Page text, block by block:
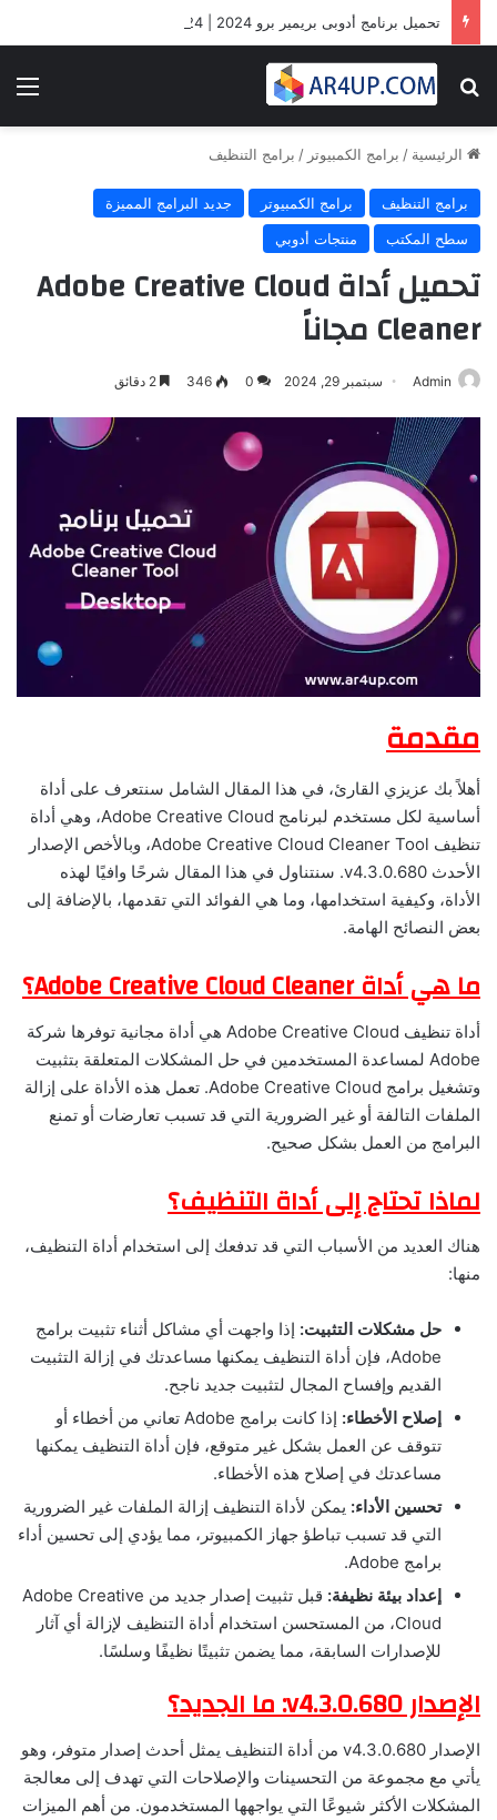
بحث عن
الرئيسية / برامج الكمبيوتر / برامج التنظيف
برامج التنظيف برامج الكمبيوتر
جديد البرامج المميزة
سطح المكتب
منتجات أدوبي
تحميل أداة Adobe Creative Cloud
Cleaner مجاناً
Admin سبتمبر 29, 2024 0
346
مقدمة
أهلاً بك عزيزي القارئ، في هذا المقال الشامل سنتعرف على أداة
أساسية لكل مستخدم لبرنامج Adobe Creative Cloud، وهي أداة
تنظيف Adobe Creative Cloud Cleaner Tool، وبالأخص الإصدار
الأحدث v4.3.0.680. سنتناول في هذا المقال شرحًا وافيًا لهذه
الأداة، وكيفية استخدامها، وما هي الفوائد التي تقدمها، بالإضافة إلى
بعض النصائح الهامة.
ما هي أداة Adobe Creative Cloud Cleaner؟
أداة تنظيف Adobe Creative Cloud هي أداة مجانية توفرها شركة
Adobe لمساعدة المستخدمين في حل المشكلات المتعلقة بتثبيت
وتشغيل برامج Adobe Creative Cloud. تعمل هذه الأداة على إزالة
الملفات التالفة أو غير الضرورية التي قد تسبب تعارضات أو تمنع
البرامج من العمل بشكل صحيح.
لماذا تحتاج إلى أداة التنظيف؟
هناك العديد من الأسباب التي قد تدفعك إلى استخدام أداة التنظيف،
منها:
حل مشكلات التثبيت: إذا واجهت أي مشاكل أثناء تثبيت برامج
Adobe، فإن أداة التنظيف يمكنها مساعدتك في إزالة التثبيت
القديم وإفساح المجال لتثبيت جديد ناجح.
إصلاح الأخطاء:
إذا كانت برامج Adobe تعاني من أخطاء أو
تتوقف عن العمل بشكل غير متوقع، فإن أداة التنظيف يمكنها
مساعدتك في إصلاح هذه الأخطاء.
تحسين الأداء: يمكن لأداة التنظيف إزالة الملفات غير الضرورية
التي قد تسبب تباطؤ جهاز الكمبيوتر، مما يؤدي إلى تحسين أداء
برامج Adobe.
إعداد بيئة نظيفة:
قبل تثبيت إصدار جديد من Adobe Creative
Cloud، من المستحسن استخدام أداة التنظيف لإزالة أي آثار
للإصدارات السابقة، مما يضمن تثبيتًا نظيفًا وسلسًا.
الإصدار v4.3.0.680: ما الجديد؟
الإصدار v4.3.0.680 من أداة التنظيف يمثل أحدث إصدار متوفر، وهو
يأتي مع مجموعة من التحسينات والإصلاحات التي تهدف إلى معالجة
المشكلات الأكثر شيوعًا التي يواجهها المستخدمون. من أهم الميزات